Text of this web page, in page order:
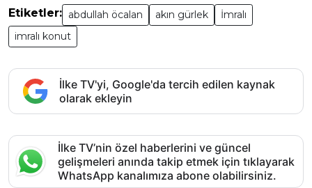
Etiketler: abdullah öcalan akın gürlek
İmralı
imralı konut
İlke TV'yi, Google'da tercih edilen kaynak
olarak ekleyin
İlke TV’nin özel haberlerini ve güncel
gelişmeleri anında takip etmek için tıklayarak
WhatsApp kanalımıza abone olabilirsiniz.